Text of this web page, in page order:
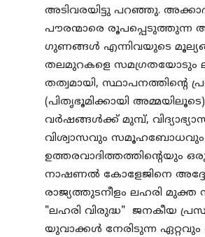
അടിവരയിട്ടു പറഞ്ഞു.
പൗരന്മാരെ രൂപപ്പെടുത്തുന്ന
ഗുണങ്ങൾ എന്നിവയുടെ
തലമുറകളെ സമഗ്രതയോടും
തത്വമായി, സ്ഥാപനത്തിന്റെ
(പിതൃഭൂമിക്കായി
വർഷങ്ങൾക്ക് മുമ്പ്,
വിശ്വാസവും സമൂഹബോധവും
ഉത്തരവാദിത്തത്തിന്റെയും ഒരു
നാഷണൽ കോളേജിനെ
രാജ്യത്തുടനീളം ലഹരി
"ലഹരി വിരുദ്ധ" ജനകീയ
യുവാക്കൾ നേരിടുന്ന